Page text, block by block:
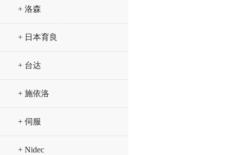
+ 洛森
+ 日本育良
+ 台达
+ 施依洛
+ 伺服
+ Nidec